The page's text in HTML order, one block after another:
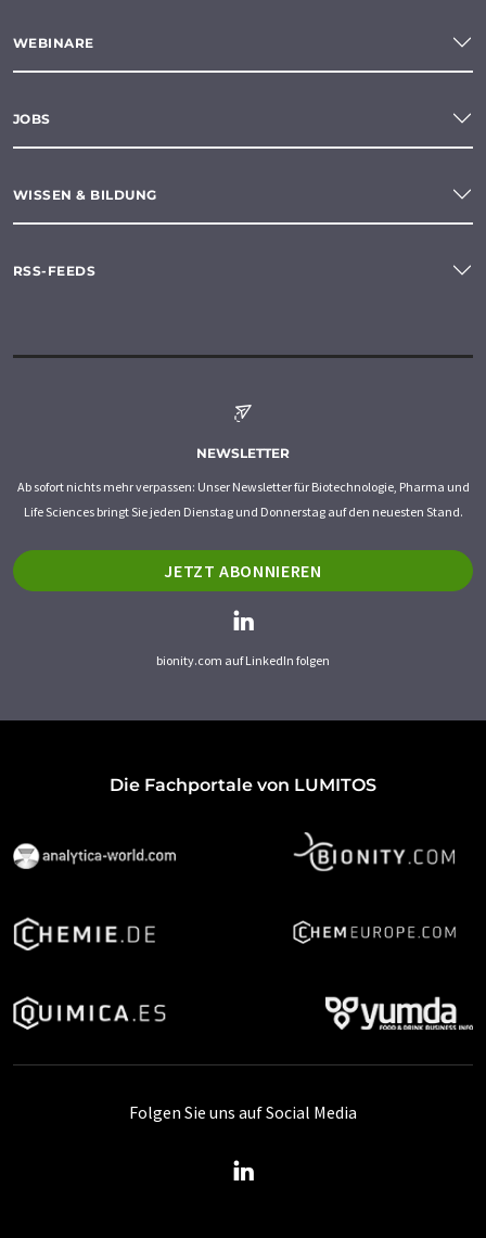
WEBINARE
JOBS
WISSEN & BILDUNG
RSS-FEEDS
NEWSLETTER
Ab sofort nichts mehr verpassen: Unser Newsletter für Biotechnologie, Pharma und
Life Sciences bringt Sie jeden Dienstag und Donnerstag auf den neuesten Stand.
JETZT ABONNIEREN
bionity.com auf LinkedIn folgen
Die Fachportale von LUMITOS
Folgen Sie uns auf Social Media